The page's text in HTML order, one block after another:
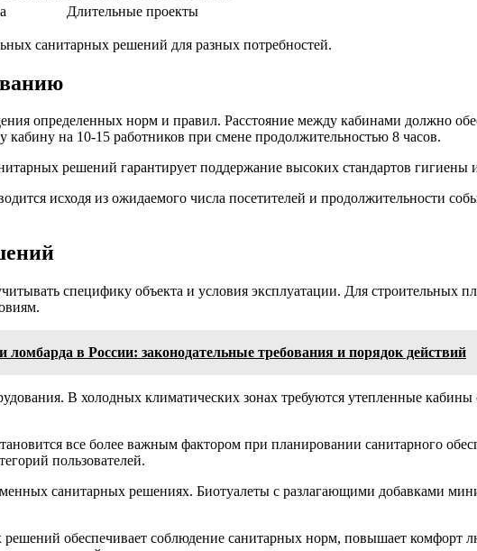
Длительные проекты
санитарных решений для разных потребностей.
определенных норм и правил. Расстояние между кабинами должно
кабину на 10-15 работников при смене продолжительностью 8 часов.
решений гарантирует поддержание высоких стандартов гигиены
исходя из ожидаемого числа посетителей и продолжительности
специфику объекта и условия эксплуатации. Для строительных
ломбарда в России: законодательные требования и порядок действий
В холодных климатических зонах требуются утепленные
все более важным фактором при планировании санитарного
пользователей.
санитарных решениях. Биотуалеты с разлагающими добавками
обеспечивает соблюдение санитарных норм, повышает комфорт